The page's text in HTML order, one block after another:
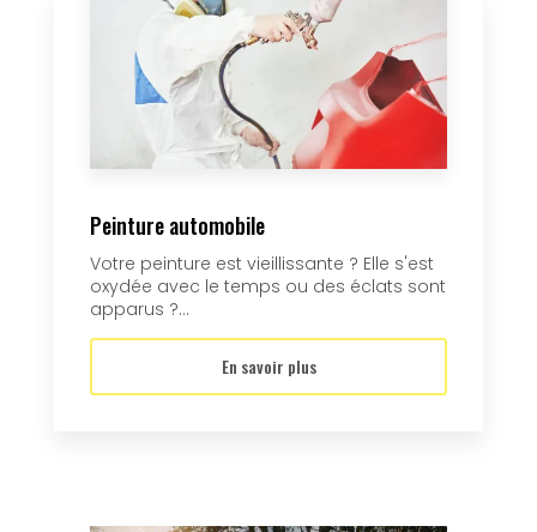
Peinture automobile
Votre peinture est vieillissante ? Elle s'est
oxydée avec le temps ou des éclats sont
apparus ?...
En savoir plus